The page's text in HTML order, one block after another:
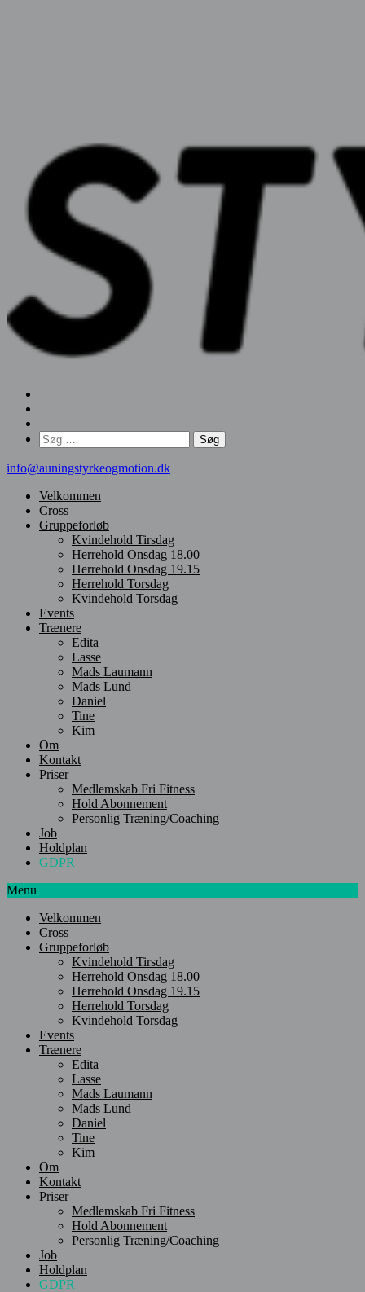
Søg
efter:
info@auningstyrkeogmotion.dk
Velkommen
Cross
Gruppeforløb
Kvindehold Tirsdag
Herrehold Onsdag 18.00
Herrehold Onsdag 19.15
Herrehold Torsdag
Kvindehold Torsdag
Events
Trænere
Edita
Lasse
Mads Laumann
Mads Lund
Daniel
Tine
Kim
Om
Kontakt
Priser
Medlemskab Fri Fitness
Hold Abonnement
Personlig Træning/Coaching
Job
Holdplan
GDPR
Menu
Velkommen
Cross
Gruppeforløb
Kvindehold Tirsdag
Herrehold Onsdag 18.00
Herrehold Onsdag 19.15
Herrehold Torsdag
Kvindehold Torsdag
Events
Trænere
Edita
Lasse
Mads Laumann
Mads Lund
Daniel
Tine
Kim
Om
Kontakt
Priser
Medlemskab Fri Fitness
Hold Abonnement
Personlig Træning/Coaching
Job
Holdplan
GDPR